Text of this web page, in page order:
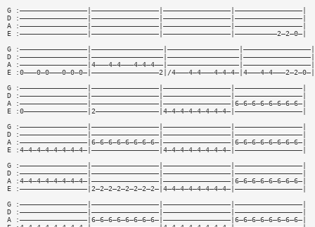
G :————————————————|————————————————|————————————————|————————————————|
D :————————————————|————————————————|————————————————|————————————————|
A :————————————————|————————————————|————————————————|————————————————|
E :————————————————|————————————————|————————————————|——————————2—2—0—|
G :————————————————|—————————————————|—————————————————|————————————————|
D :————————————————|—————————————————|—————————————————|————————————————|
A :————————————————|4———4—4———4—4—4——|—————————————————|————————————————|
E :0———0—0———0—0—0—|————————————————2|/4———4—4———4—4—4—|4———4—4———2—2—0—|
G :————————————————|————————————————|————————————————|————————————————|
D :————————————————|————————————————|————————————————|————————————————|
A :————————————————|————————————————|————————————————|6—6—6—6—6—6—6—6—|
E :0———————————————|2———————————————|4—4—4—4—4—4—4—4—|————————————————|
G :————————————————|————————————————|————————————————|————————————————|
D :————————————————|————————————————|————————————————|————————————————|
A :————————————————|6—6—6—6—6—6—6—6—|————————————————|6—6—6—6—6—6—6—6—|
E :4—4—4—4—4—4—4—4—|————————————————|4—4—4—4—4—4—4—4—|————————————————|
G :————————————————|————————————————|————————————————|————————————————|
D :————————————————|————————————————|————————————————|————————————————|
A :4—4—4—4—4—4—4—4—|————————————————|————————————————|6—6—6—6—6—6—6—6—|
E :————————————————|2—2—2—2—2—2—2—2—|4—4—4—4—4—4—4—4—|————————————————|
G :————————————————|————————————————|————————————————|————————————————|
D :————————————————|————————————————|————————————————|————————————————|
A :————————————————|6—6—6—6—6—6—6—6—|————————————————|6—6—6—6—6—6—6—6—|